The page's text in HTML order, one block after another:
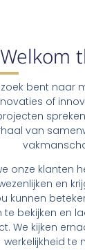
Welkom
bent naar
of
van
onze klanten
en
kunnen
bekijken en
We kijken
werkelijkheid te